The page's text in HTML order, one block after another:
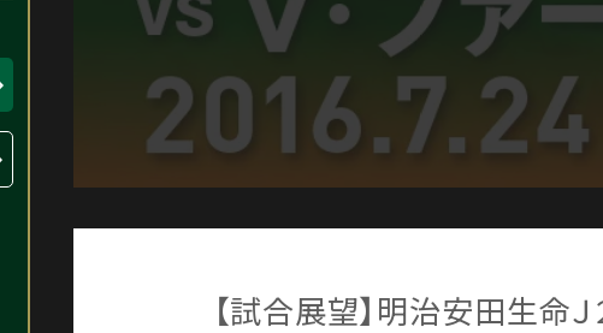
【試合展望】明治安田生命